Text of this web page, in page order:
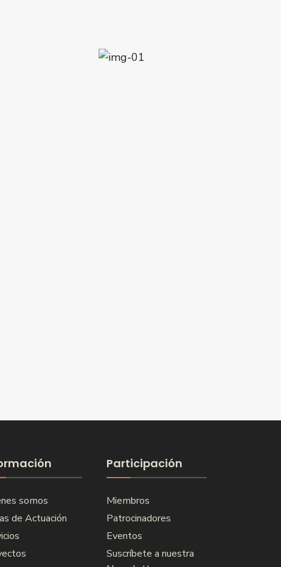
somos
de Actuación
Participación
Miembros
Patrocinadores
Eventos
Suscríbete a nuestra